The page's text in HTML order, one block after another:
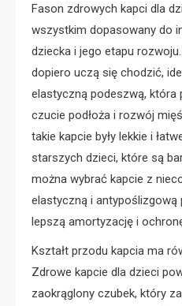
Fason zdrowych kapci dla
wszystkim dopasowany do
dziecka i jego etapu
dopiero uczą się chodzić,
elastyczną podeszwą, która
czucie podłoża i rozwój
takie kapcie były lekkie i
starszych dzieci, które są
można wybrać kapcie z
elastyczną i
lepszą amortyzację i
Kształt przodu kapcia ma
Zdrowe kapcie dla dzieci
zaokrąglony czubek, który